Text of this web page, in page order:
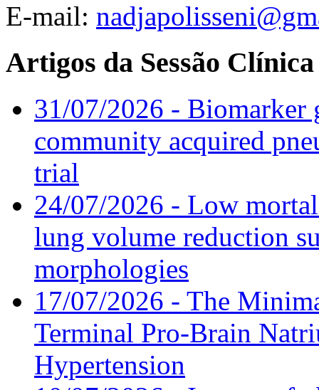
E-mail:
Artigos da Sessão Clínica
31/07/2026 - Biomarker
community acquired
trial
24/07/2026 - Low
lung volume reduction
morphologies
17/07/2026 - The
Terminal Pro-Brain
Hypertension